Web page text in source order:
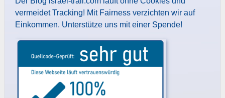
vermeidet Tracking! Mit Fairness verzichten wir auf
Einkommen. Unterstütze uns mit einer Spende!